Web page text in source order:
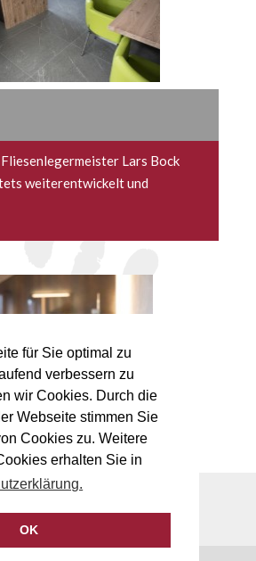
für Sie optimal zu
verbessern zu
wir Cookies. Durch die
Webseite stimmen Sie
Cookies zu. Weitere
erhalten Sie in
OK
Lars Bock
weiterentwickelt und
Lars Bock Fliesenlegermeister